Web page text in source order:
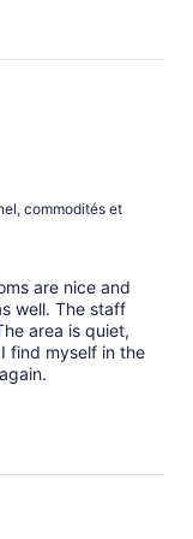
commodités et
are nice and
well. The staff
area is quiet,
find myself in the